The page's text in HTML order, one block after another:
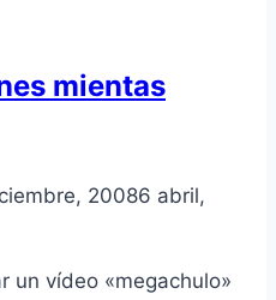
mientas
20086 abril,
un ví­deo «megachulo»